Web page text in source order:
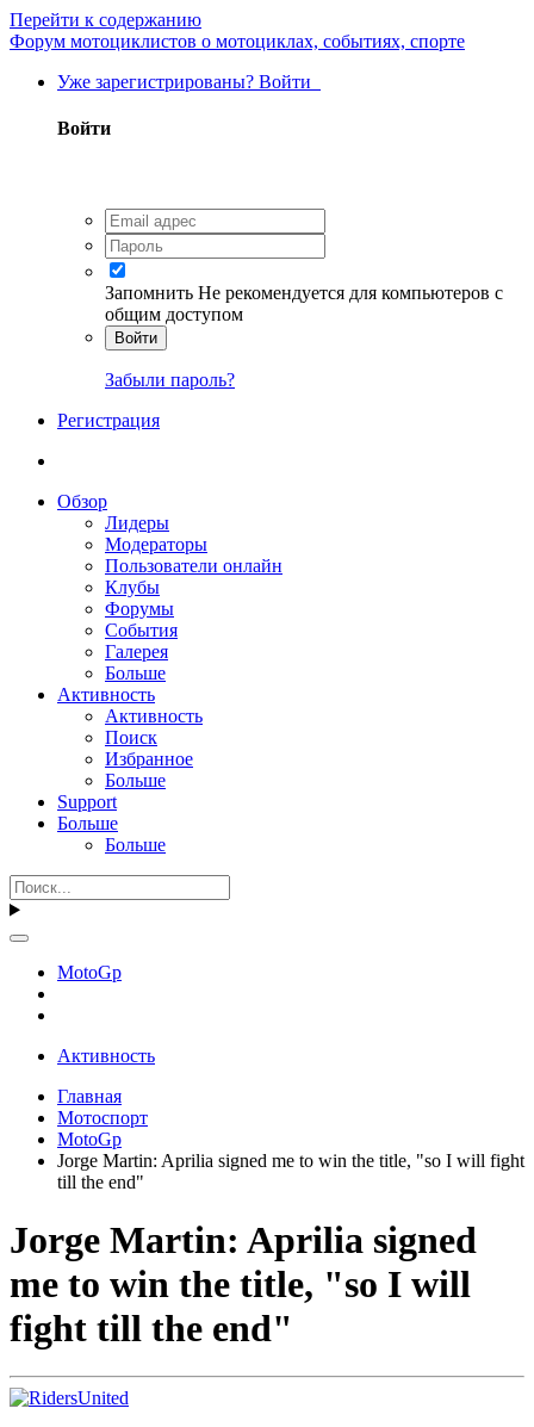
Перейти к содержанию
Форум мотоциклистов о мотоциклах, событиях, спорте
Уже зарегистрированы? Войти
Войти
Запомнить Не рекомендуется для компьютеров с
общим доступом
Войти
Забыли пароль?
Регистрация
Обзор
Лидеры
Модераторы
Пользователи онлайн
Клубы
Форумы
События
Галерея
Больше
Активность
Активность
Поиск
Избранное
Больше
Support
Больше
Больше
MotoGp
Активность
Главная
Мотоспорт
MotoGp
Jorge Martin: Aprilia signed me to win the title, "so I will fight
till the end"
Jorge Martin: Aprilia signed
me to win the title, "so I will
fight till the end"